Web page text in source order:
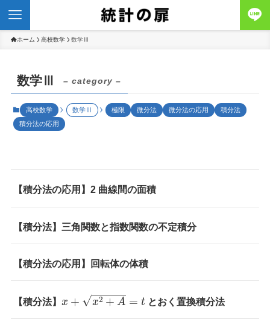
ホーム 高校数学 数学Ⅲ
数学Ⅲ – category –
高校数学 数学Ⅲ 極限 微分法 微分法の応用
積分法
積分法の応用
【積分法の応用】2 曲線間の面積
【積分法】三角関数と指数関数の不定積分
【積分法の応用】回転体の体積
【積分法】 x +A=t とおく置換積分法